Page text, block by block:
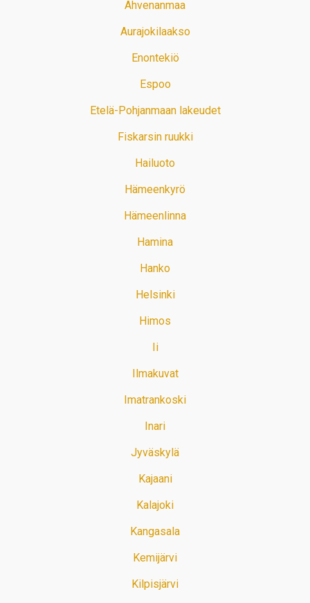
Ahvenanmaa
Aurajokilaakso
Enontekiö
Espoo
Etelä-Pohjanmaan lakeudet
Fiskarsin ruukki
Hailuoto
Hämeenkyrö
Hämeenlinna
Hamina
Hanko
Helsinki
Himos
Ii
Ilmakuvat
Imatrankoski
Inari
Jyväskylä
Kajaani
Kalajoki
Kangasala
Kemijärvi
Kilpisjärvi